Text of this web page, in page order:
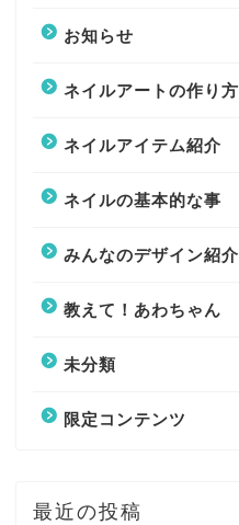
お知らせ
ネイルアートの作り方
ネイルアイテム紹介
ネイルの基本的な事
みんなのデザイン紹介
教えて！あわちゃん
未分類
限定コンテンツ
最近の投稿